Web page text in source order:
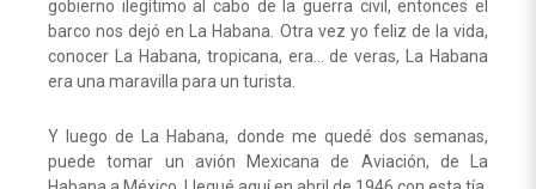
gobierno ilegítimo al cabo de la guerra civil, entonces el
barco nos dejó en La Habana. Otra vez yo feliz de la vida,
conocer La Habana, tropicana, era… de veras, La Habana
era una maravilla para un turista.
Y luego de La Habana, donde me quedé dos semanas,
puede tomar un avión Mexicana de Aviación, de La